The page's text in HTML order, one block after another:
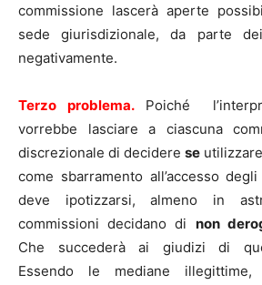
commissione lascerà aperte
sede giurisdizionale, da parte
negativamente.
Terzo problema.Poiché
vorrebbe lasciare a ciascuna
discrezionale di deciderese utilizzare
come sbarramento all’accesso
deve ipotizzarsi, almeno in
commissioni decidano di non
Che succederà ai giudizi di
Essendo le mediane